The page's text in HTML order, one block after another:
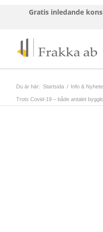
Gratis inledande
Du är här: Startsida / Info &
Trots Covid-19 – både antalet